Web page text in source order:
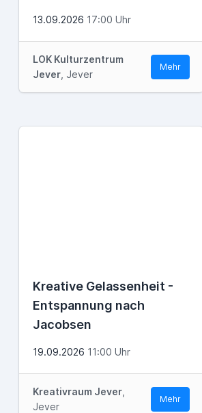
13.09.2026 17:00 Uhr
LOK Kulturzentrum
Jever , Jever
Mehr
Kreative Gelassenheit -
Entspannung nach
Jacobsen
19.09.2026 11:00 Uhr
Kreativraum Jever
Jever
Mehr